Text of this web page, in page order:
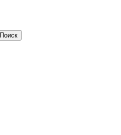
Поиск